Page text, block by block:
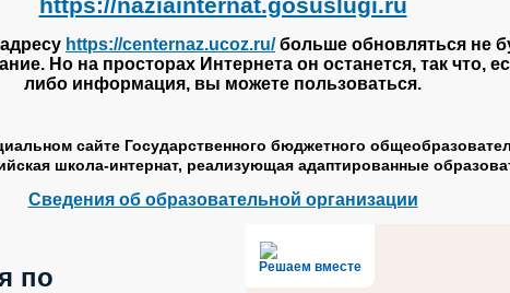
https://centernaz.ucoz.ru/больше обновляться не
Но на просторах Интернета он останется, так что,
либо информация, вы можете пользоваться.
сайте Государственного бюджетного
школа-интернат, реализующая адаптированные
Сведения об образовательной организации
Решаем вместе
по